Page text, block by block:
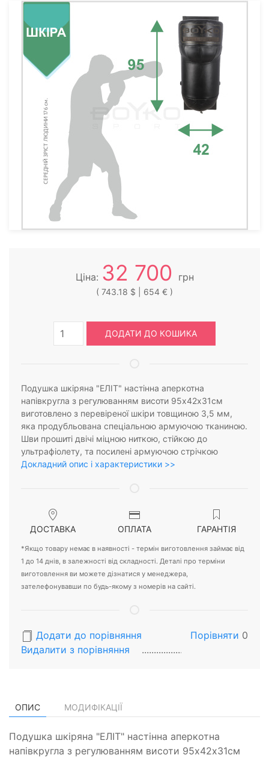
Ціна: 32 700 грн
( 743.18 $ | 654 € )
ДОДАТИ ДО КОШИКА
Подушка шкіряна "ЕЛІТ" настінна аперкотна
напівкругла з регулюванням висоти 95х42х31см
виготовлено з перевіреної шкіри товщиною 3,5 мм,
яка продубльована спеціальною армуючою тканиною.
Шви прошиті двічі міцною ниткою, стійкою до
ультрафіолету, та посилені армуючою стрічкою
Докладний опис і характеристики >>
ДОСТАВКА ОПЛАТА ГАРАНТІЯ
*Якщо товару немає в наявності - термін виготовлення займає від
1 до 14 днів, в залежності від складності. Деталі про терміни
виготовлення ви можете дізнатися у менеджера,
зателефонувавши по будь-якому з номерів на сайті.
Додати до порівняння
Видалити з порiвняння
Порівняти 0
ОПИС МОДИФІКАЦІЇ
Подушка шкіряна "ЕЛІТ" настінна аперкотна
напівкругла з регулюванням висоти 95х42х31см